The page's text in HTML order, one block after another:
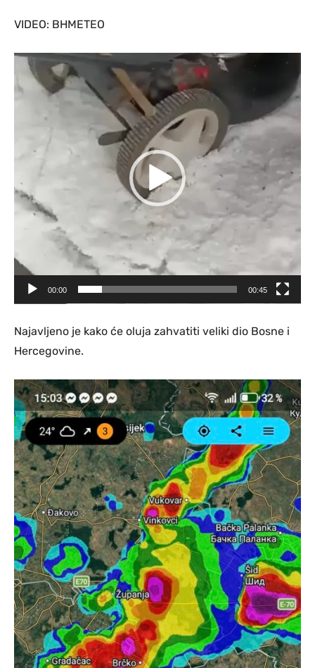
VIDEO: BHMETEO
V
d
a
r
00:00 00:45
Najavljeno je kako će oluja zahvatiti veliki dio Bosne i
Hercegovine.